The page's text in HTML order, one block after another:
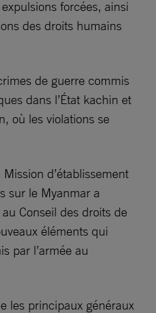
forcées, ainsi
des droits humains
de guerre commis
dans l’État kachin et
où les violations se
d’établissement
sur le Myanmar a
Conseil des droits de
éléments qui
par l’armée au
les principaux généraux